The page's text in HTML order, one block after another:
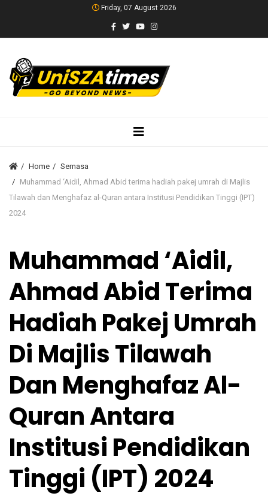
Friday, 07 August 2026
Home
Semasa
Muhammad ‘Aidil, Ahmad Abid terima hadiah pakej umrah di Majlis
Tilawah dan Menghafaz al-Quran antara Institusi Pendidikan Tinggi (IPT)
2024
Muhammad ‘Aidil,
Ahmad Abid Terima
Hadiah Pakej Umrah
Di Majlis Tilawah
Dan Menghafaz Al-
Quran Antara
Institusi Pendidikan
Tinggi (IPT) 2024